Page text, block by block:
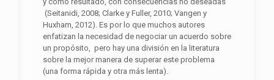
(Seitanidi, 2008; Clarke y Fuller, 2010; Vangen y
Huxham, 2012). Es por lo que muchos autores
enfatizan la necesidad de negociar un acuerdo sobre
un propósito, pero hay una división en la literatura
sobre la mejor manera de superar este problema
(una forma rápida y otra más lenta).